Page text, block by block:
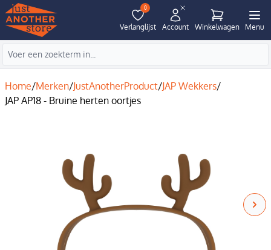
0
Verlanglijst Account Winkelwagen Menu
Home/Merken/JustAnotherProduct/JAP Wekkers/
JAP AP18 - Bruine herten oortjes